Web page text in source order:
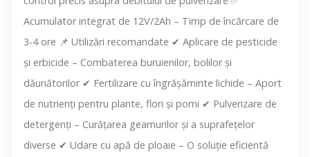
Acumulator integrat de 12V/2Ah – Timp de încărcare de
3-4 ore 📌 Utilizări recomandate ✔ Aplicare de pesticide
și erbicide – Combaterea buruienilor, bolilor și
dăunătorilor ✔ Fertilizare cu îngrășăminte lichide – Aport
de nutrienți pentru plante, flori și pomi ✔ Pulverizare de
detergenți – Curățarea geamurilor și a suprafețelor
diverse ✔ Udare cu apă de ploaie – O soluție eficientă